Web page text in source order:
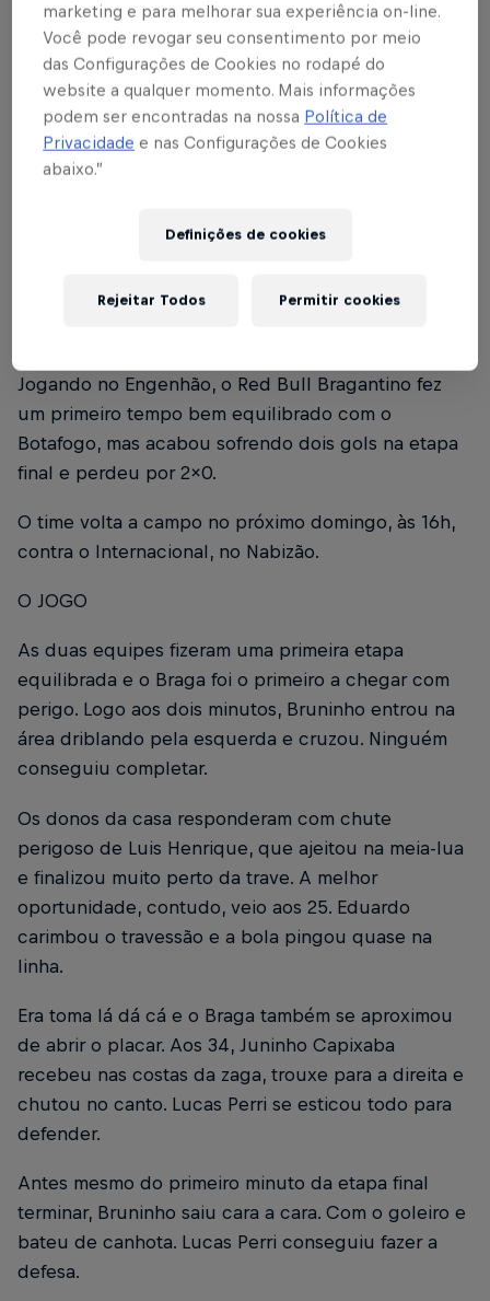
BRASILEIRÃO
Massa Bruta faz jogo
equilibrado, mas não
pontua no Engenhão
Escrito por Red Bull Bragantino
Jogando no Engenhão, o Red Bull Bragantino fez
um primeiro tempo bem equilibrado com o
Botafogo, mas acabou sofrendo dois gols na etapa
final e perdeu por 2x0.
O time volta a campo no próximo domingo, às 16h,
contra o Internacional, no Nabizão.
O JOGO
As duas equipes fizeram uma primeira etapa
equilibrada e o Braga foi o primeiro a chegar com
perigo. Logo aos dois minutos, Bruninho entrou na
área driblando pela esquerda e cruzou. Ninguém
conseguiu completar.
Os donos da casa responderam com chute
perigoso de Luis Henrique, que ajeitou na meia-lua
e finalizou muito perto da trave. A melhor
oportunidade, contudo, veio aos 25. Eduardo
carimbou o travessão e a bola pingou quase na
linha.
Era toma lá dá cá e o Braga também se aproximou
de abrir o placar. Aos 34, Juninho Capixaba
recebeu nas costas da zaga, trouxe para a direita e
chutou no canto. Lucas Perri se esticou todo para
defender.
Antes mesmo do primeiro minuto da etapa final
terminar, Bruninho saiu cara a cara. Com o goleiro e
bateu de canhota. Lucas Perri conseguiu fazer a
defesa.
marketing e para melhorar sua experiência on-line.
Você pode revogar seu consentimento por meio
das Configurações de Cookies no rodapé do
website a qualquer momento. Mais informações
podem ser encontradas na nossa Política de
Privacidade e nas Configurações de Cookies
abaixo.”
Definições de cookies
Rejeitar Todos Permitir cookies